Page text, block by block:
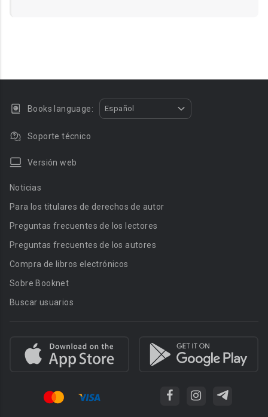
Books language: Español
Soporte técnico
Versión web
Noticias
Para los titulares de derechos de autor
Preguntas frecuentes de los lectores
Preguntas frecuentes de los autores
Compra de libros electrónicos
Sobre Booknet
Buscar usuarios